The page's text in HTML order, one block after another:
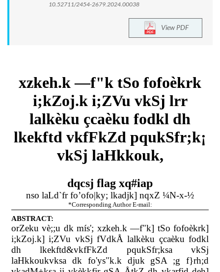
10.52711/2454-2679.2024.00038
View PDF